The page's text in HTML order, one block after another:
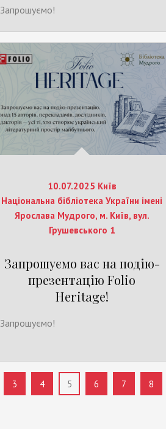
Запрошуємо!
10.07.2025 Київ
Національна бібліотека України імені
Ярослава Мудрого, м. Київ, вул.
Грушевського 1
Запрошуємо вас на подію-
презентацію Folio
Heritage!
Запрошуємо!
3 4 5 6 7 8